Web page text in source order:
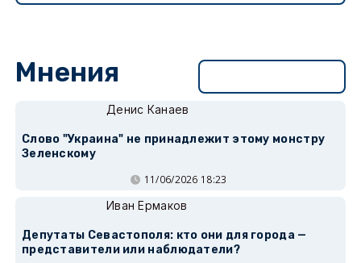
Мнения
Денис Канаев
Слово "Украина" не принадлежит этому монстру
Зеленскому
11/06/2026 18:23
Иван Ермаков
Депутаты Севастополя: кто они для города —
представители или наблюдатели?